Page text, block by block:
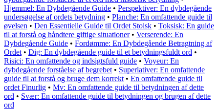
Hjemmel: En Dybdegående Guide • Perspektiver: En dybdegående
undersøgelse af ordets betydning • Planche: En omfattende guide til
øvelsen • Den Essentielle Guide til Ordet Stoisk • Toksisk: En guide
til at forstå og håndtere giftige situationer• Verserende: En
Dybdegående Guide • Fordømme: En Dybdegående Betragtning af
Ordet • Dig: En dybdegående guide til et betydningsfuldt ord •
Risici: En omfattende og indsigtsfuld guide • Voyeur: En
dybdegående forståelse af begrebet • Superlativer: En omfattende
guide til at forstå og bruge dem korrekt • En omfattende guide til
ordet Finurlig • Mv: En omfattende guide til betydningen af dette
ord • Svær: En omfattende guide til betydningen og brugen af dette
ord